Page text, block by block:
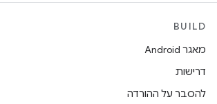
BUILD
מאגר Android
דרישות
להסבר על ההורדה